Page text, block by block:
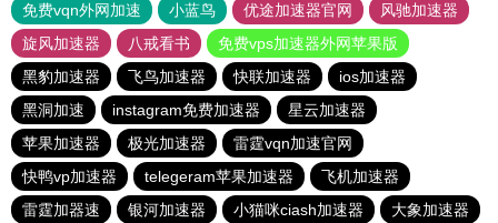
免费vqn外网加速
小蓝鸟 优途加速器官网
风驰加速器
旋风加速器
八戒看书
免费vps加速器外网苹果版
黑豹加速器
飞鸟加速器 快联加速器
ios加速器
黑洞加速
instagram免费加速器
星云加速器
苹果加速器
极光加速器
雷霆vqn加速官网
快鸭vp加速器
telegeram苹果加速器
飞机加速器
雷霆加器速
银河加速器 小猫咪ciash加速器 大象加速器